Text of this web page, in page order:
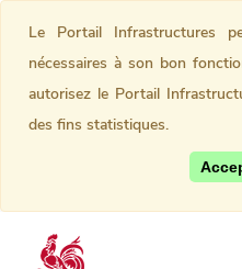
Le Portail Infrastructures
nécessaires à son bon
autorisez le Portail
des fins statistiques.